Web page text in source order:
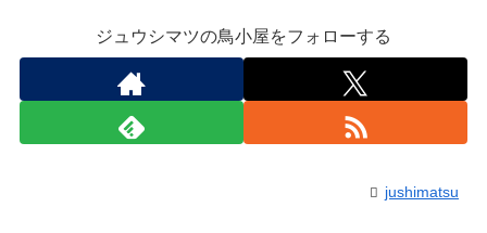
ジュウシマツの鳥小屋をフォローする
jushimatsu